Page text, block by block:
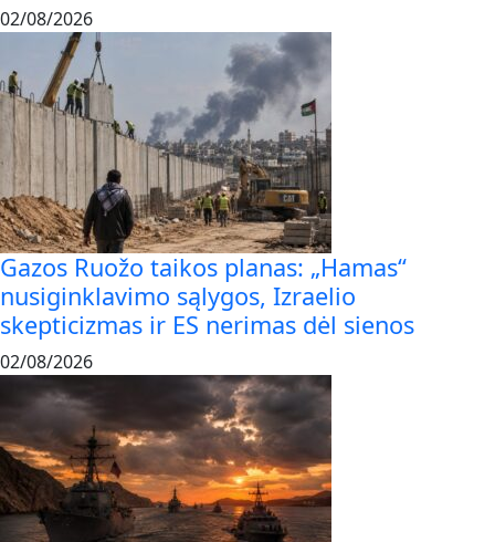
02/08/2026
Gazos Ruožo taikos planas: „Hamas“
nusiginklavimo sąlygos, Izraelio
skepticizmas ir ES nerimas dėl sienos
02/08/2026